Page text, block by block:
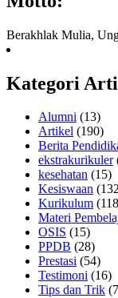
Berakhlak Mulia,
Kategori
Alumni (13)
Artikel (190)
Berita
ekstrakurikuler
kesehatan (15)
Kesiswaan
Kurikulum
Materi
OSIS (15)
PPDB (28)
Prestasi (54)
Testimoni (16)
Tips dan Trik